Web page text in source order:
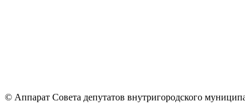
© Аппарат Совета депутатов внутригородского